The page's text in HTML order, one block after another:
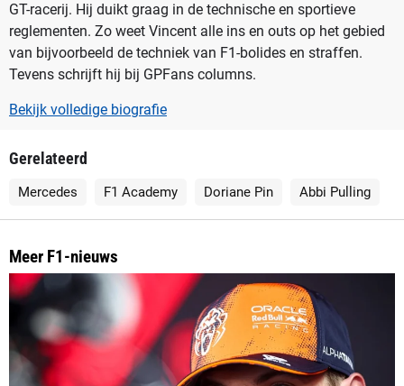
GT-racerij. Hij duikt graag in de technische en sportieve
reglementen. Zo weet Vincent alle ins en outs op het gebied
van bijvoorbeeld de techniek van F1-bolides en straffen.
Tevens schrijft hij bij GPFans columns.
Bekijk volledige biografie
Gerelateerd
Mercedes F1 Academy Doriane Pin Abbi Pulling
Meer F1-nieuws